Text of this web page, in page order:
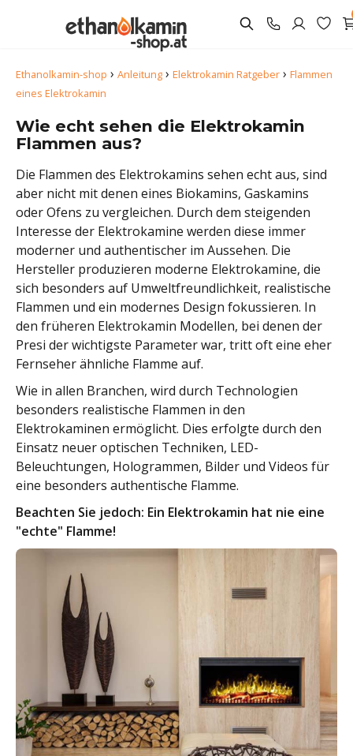
Ethanolkamin-shop › Anleitung › Elektrokamin Ratgeber › Flammen
eines Elektrokamin
Wie echt sehen die Elektrokamin
Flammen aus?
Die Flammen des Elektrokamins sehen echt aus, sind
aber nicht mit denen eines Biokamins, Gaskamins
oder Ofens zu vergleichen. Durch dem steigenden
Interesse der Elektrokamine werden diese immer
moderner und authentischer im Aussehen. Die
Hersteller produzieren moderne Elektrokamine, die
sich besonders auf Umweltfreundlichkeit, realistische
Flammen und ein modernes Design fokussieren. In
den früheren Elektrokamin Modellen, bei denen der
Presi der wichtigste Parameter war, tritt oft eine eher
Fernseher ähnliche Flamme auf.
Wie in allen Branchen, wird durch Technologien
besonders realistische Flammen in den
Elektrokaminen ermöglicht. Dies erfolgte durch den
Einsatz neuer optischen Techniken, LED-
Beleuchtungen, Hologrammen, Bilder und Videos für
eine besonders authentische Flamme.
Beachten Sie jedoch: Ein Elektrokamin hat nie eine
"echte" Flamme!